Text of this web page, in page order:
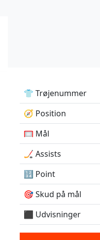
👕 Trøjenummer
🧭 Position
🥅 Mål
🏒 Assists
🔢 Point
🎯 Skud på mål
⬛️ Udvisninger